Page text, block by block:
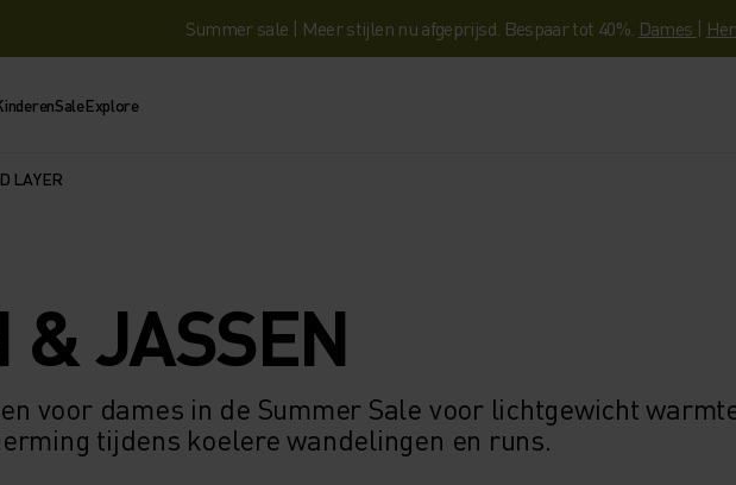
Summer sale | Meer stijlen nu afgeprijsd. Bespaar tot 40%. Dames |
SaleExplore
LAYER
& JASSEN
voor dames in de Summer Sale voor lichtgewicht
tijdens koelere wandelingen en runs.